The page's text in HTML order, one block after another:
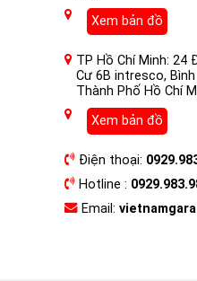
Xem bản đồ
TP Hồ Chí Minh: 24
Cư 6B intresco,
Thành Phố Hồ Chí
Xem bản đồ
Điện thoại:
Hotline :
Email: